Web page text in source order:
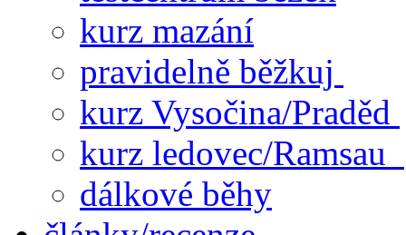
kurz mazání
pravidelně běžkuj
kurz Vysočina/Praděd
kurz ledovec/Ramsau
dálkové běhy